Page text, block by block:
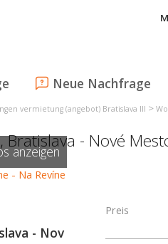
Neue Nachfrage
vermietung (angebot) Bratislava III >
,Bratislava - Nové
anzeigen
- Nov
Preis